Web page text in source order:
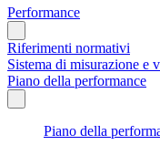
Performance
Riferimenti normativi
Sistema di misurazione e
Piano della performance
Piano della